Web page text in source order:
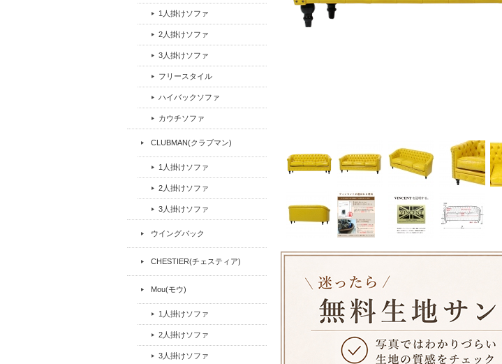
1人掛けソファ
2人掛けソファ
3人掛けソファ
フリースタイル
ハイバックソファ
カウチソファ
CLUBMAN(クラブマン)
1人掛けソファ
2人掛けソファ
3人掛けソファ
ウイングバック
CHESTIER(チェスティア)
Mou(モウ)
1人掛けソファ
2人掛けソファ
3人掛けソファ